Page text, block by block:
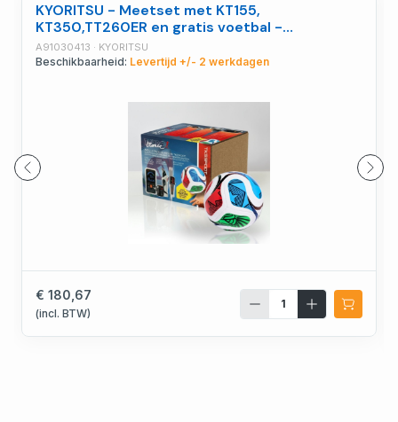
KYORITSU - Meetset met KT155,
KT350,TT260ER en gratis voetbal -
A91030413
A91030413 · KYORITSU
Beschikbaarheid: Levertijd +/- 2 werkdagen
€ 180,67
(incl. BTW)